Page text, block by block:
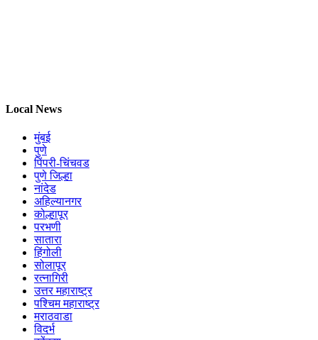
Local News
मुंबई
पुणे
पिंपरी-चिंचवड
पुणे जिल्हा
नांदेड
अहिल्यानगर
कोल्हापूर
परभणी
सातारा
हिंगोली
सोलापूर
रत्नागिरी
उत्तर महाराष्ट्र
पश्चिम महाराष्ट्र
मराठवाडा
विदर्भ